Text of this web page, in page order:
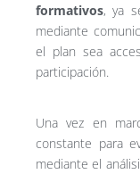
formativos, ya
mediante
el plan sea
participación.
Una vez en
constante para
mediante el